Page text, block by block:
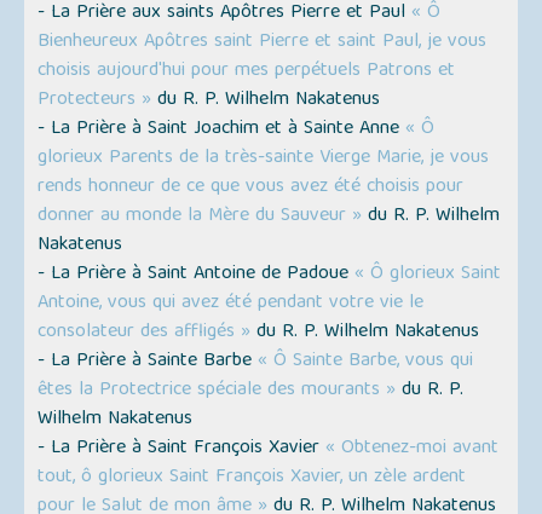
- La Prière aux saints Apôtres Pierre et Paul « Ô
Bienheureux Apôtres saint Pierre et saint Paul, je vous
choisis aujourd'hui pour mes perpétuels Patrons et
Protecteurs » du R. P. Wilhelm Nakatenus
- La Prière à Saint Joachim et à Sainte Anne « Ô
glorieux Parents de la très-sainte Vierge Marie, je vous
rends honneur de ce que vous avez été choisis pour
donner au monde la Mère du Sauveur » du R. P. Wilhelm
Nakatenus
- La Prière à Saint Antoine de Padoue « Ô glorieux Saint
Antoine, vous qui avez été pendant votre vie le
consolateur des affligés » du R. P. Wilhelm Nakatenus
- La Prière à Sainte Barbe « Ô Sainte Barbe, vous qui
êtes la Protectrice spéciale des mourants » du R. P.
Wilhelm Nakatenus
- La Prière à Saint François Xavier « Obtenez-moi avant
tout, ô glorieux Saint François Xavier, un zèle ardent
pour le Salut de mon âme » du R. P. Wilhelm Nakatenus